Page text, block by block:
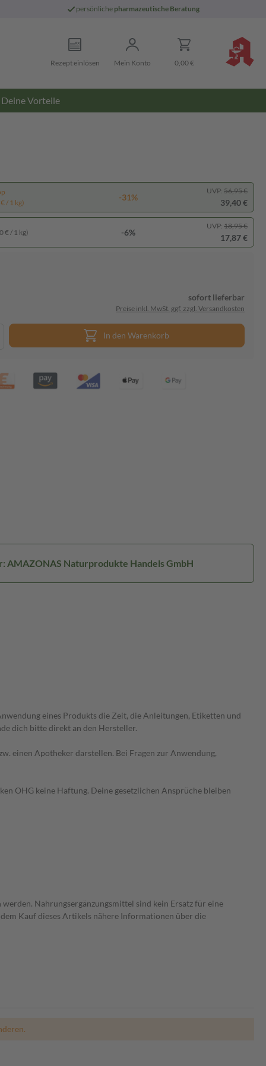
persönliche pharmazeutische Beratung
Rezept einlösen Mein Konto 0,00 €
Deine Vorteile
/ 1 kg)
-31%
UVP: 56,95 €
39,40 €
€ / 1 kg) -6%
UVP: 18,95 €
17,87 €
sofort lieferbar
Preise inkl. MwSt. ggf. zzgl. Versandkosten
In den Warenkorb
AMAZONAS Naturprodukte Handels GmbH
eines Produkts die Zeit, die Anleitungen, Etiketten und
dich bitte direkt an den Hersteller.
einen Apotheker darstellen. Bei Fragen zur Anwendung,
OHG keine Haftung. Deine gesetzlichen Ansprüche bleiben
Nahrungsergänzungsmittel sind kein Ersatz für eine
Kauf dieses Artikels nähere Informationen über die